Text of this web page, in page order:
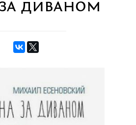
диваном